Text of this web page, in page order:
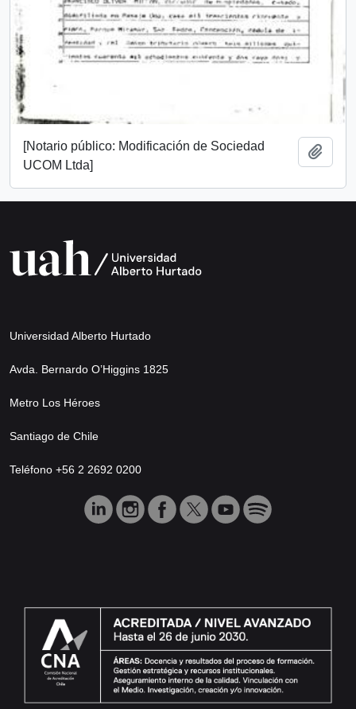
[Notario público: Modificación de Sociedad
UCOM Ltda]
Universidad Alberto Hurtado
Avda. Bernardo O’Higgins 1825
Metro Los Héroes
Santiago de Chile
Teléfono +56 2 2692 0200